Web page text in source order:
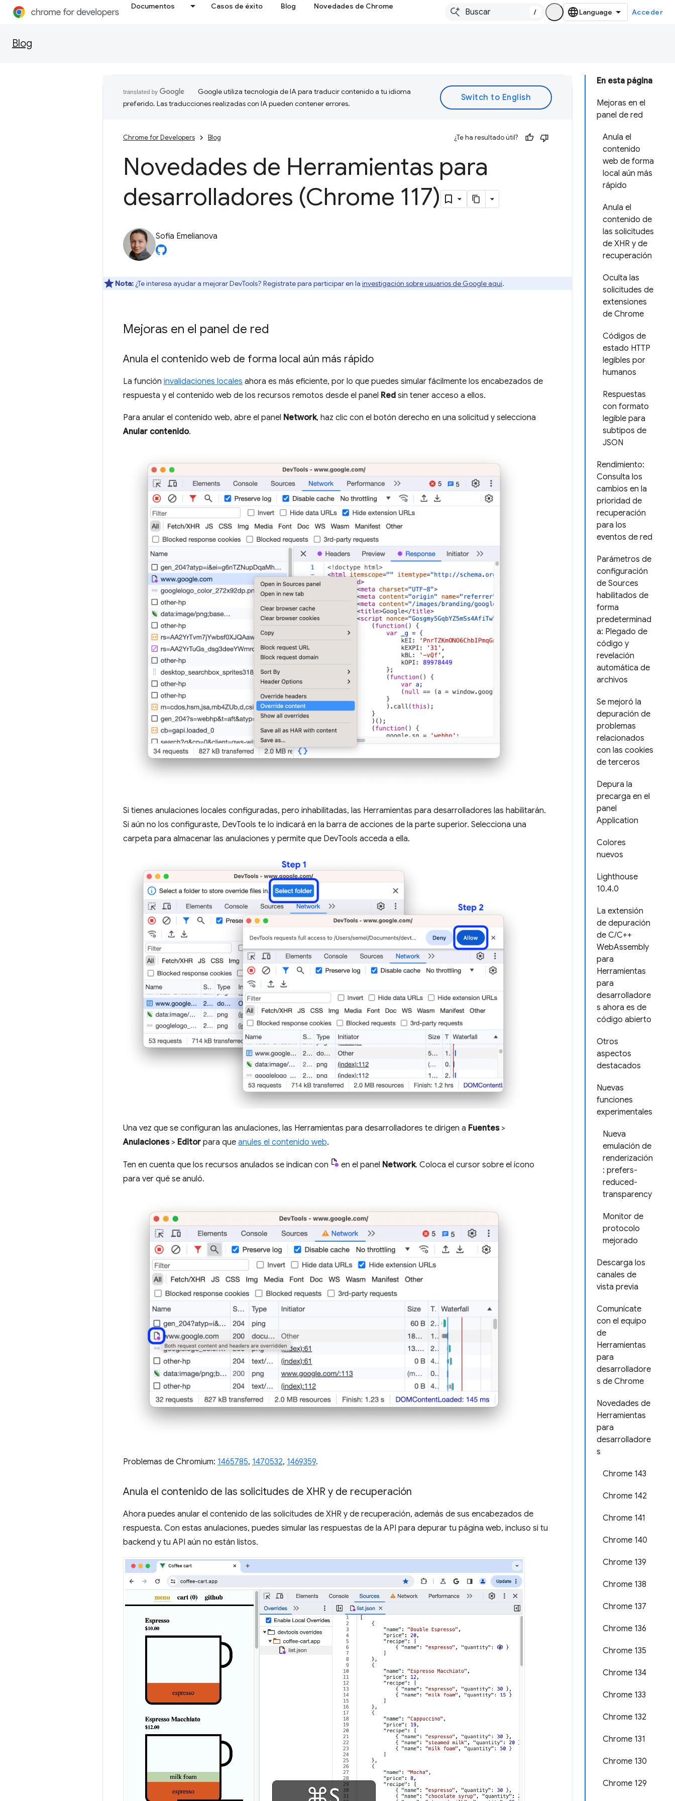
Documentos Casos de éxito Blog Novedades de Chrome
/ Acceder
Blog
En esta página
Mejoras en el
panel de red
Anula el
contenido
web de forma
local aún más
rápido
Anula el
contenido de
las solicitudes
de XHR y de
recuperación
Oculta las
solicitudes de
extensiones
de Chrome
Códigos de
estado HTTP
legibles por
humanos
Respuestas
con formato
legible para
subtipos de
JSON
Rendimiento:
Consulta los
cambios en la
prioridad de
recuperación
para los
eventos de red
Parámetros de
configuración
de Sources
habilitados de
forma
predeterminad
a: Plegado de
código y
revelación
automática de
archivos
Se mejoró la
depuración de
problemas
relacionados
con las cookies
de terceros
Depura la
precarga en el
panel
Application
Colores
nuevos
Lighthouse
10.4.0
La extensión
de depuración
de C/C++
WebAssembly
para
Herramientas
para
desarrolladore
s ahora es de
código abierto
Otros
aspectos
destacados
Nuevas
funciones
experimentales
Nueva
emulación de
renderización
: prefers-
reduced-
transparency
Monitor de
protocolo
mejorado
Descarga los
canales de
vista previa
Comunícate
con el equipo
de
Herramientas
para
desarrolladore
s de Chrome
Novedades de
Herramientas
para
desarrolladore
s
Chrome 143
Chrome 142
Chrome 141
Chrome 140
Chrome 139
Chrome 138
Chrome 137
Chrome 136
Chrome 135
Chrome 134
Chrome 133
Chrome 132
Chrome 131
Chrome 130
Chrome 129
Google utiliza tecnología de IA para traducir contenido a tu idioma
preferido. Las traducciones realizadas con IA pueden contener errores.
Chrome for Developers Blog ¿Te ha resultado útil?
Novedades de Herramientas para
desarrolladores (Chrome 117)
Sofia Emelianova
Nota: ¿Te interesa ayudar a mejorar DevTools? Regístrate para participar en la investigación sobre usuarios de Google aquí.
Mejoras en el panel de red
Anula el contenido web de forma local aún más rápido
La función invalidaciones locales ahora es más eficiente, por lo que puedes simular fácilmente los encabezados de
respuesta y el contenido web de los recursos remotos desde el panel Red sin tener acceso a ellos.
Para anular el contenido web, abre el panel Network, haz clic con el botón derecho en una solicitud y selecciona
Anular contenido.
Si tienes anulaciones locales configuradas, pero inhabilitadas, las Herramientas para desarrolladores las habilitarán.
Si aún no los configuraste, DevTools te lo indicará en la barra de acciones de la parte superior. Selecciona una
carpeta para almacenar las anulaciones y permite que DevTools acceda a ella.
Una vez que se configuran las anulaciones, las Herramientas para desarrolladores te dirigen a Fuentes>
Anulaciones> Editor para que anules el contenido web.
Ten en cuenta que los recursos anulados se indican con en el panel Network. Coloca el cursor sobre el ícono
para ver qué se anuló.
Problemas de Chromium: 1465785, 1470532, 1469359.
Anula el contenido de las solicitudes de XHR y de recuperación
Ahora puedes anular el contenido de las solicitudes de XHR y de recuperación, además de sus encabezados de
respuesta. Con estas anulaciones, puedes simular las respuestas de la API para depurar tu página web, incluso si tu
backend y tu API aún no están listos.